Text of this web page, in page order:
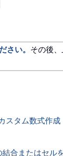
さい。 その後
スタム数式作成
合またはセル